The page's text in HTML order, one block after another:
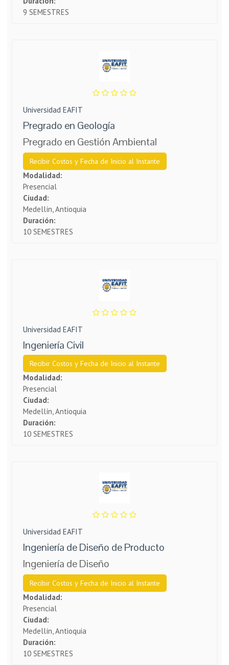
9 SEMESTRES
Universidad EAFIT
Pregrado en Geología
Pregrado en Gestión Ambiental
Recibir Costos y Fecha de Inicio al Instante
Modalidad:
Presencial
Ciudad:
Medellín, Antioquia
Duración:
10 SEMESTRES
Universidad EAFIT
Ingeniería Civil
Recibir Costos y Fecha de Inicio al Instante
Modalidad:
Presencial
Ciudad:
Medellín, Antioquia
Duración:
10 SEMESTRES
Universidad EAFIT
Ingeniería de Diseño de Producto
Ingeniería de Diseño
Recibir Costos y Fecha de Inicio al Instante
Modalidad:
Presencial
Ciudad:
Medellín, Antioquia
Duración:
10 SEMESTRES